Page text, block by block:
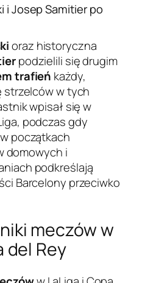
i Josep Samitier po
oraz historyczna
podzielili się drugim
trafień każdy,
strzelców w tych
wpisał się w
podczas gdy
początkach
domowych i
podkreślają
Barcelony przeciwko
meczów w
del Rey